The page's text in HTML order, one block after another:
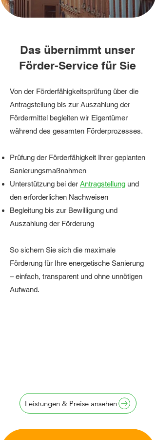
Das übernimmt unser
Förder-Service für Sie
Von der Förderfähigkeitsprüfung über die
Antragstellung bis zur Auszahlung der
Fördermittel begleiten wir Eigentümer
während des gesamten Förderprozesses.
Prüfung der Förderfähigkeit Ihrer geplanten
Sanierungsmaßnahmen
Unterstützung bei der Antragstellung und
den erforderlichen Nachweisen
Begleitung bis zur Bewilligung und
Auszahlung der Förderung
So sichern Sie sich die maximale
Förderung für Ihre energetische Sanierung
– einfach, transparent und ohne unnötigen
Aufwand.
Leistungen & Preise ansehen